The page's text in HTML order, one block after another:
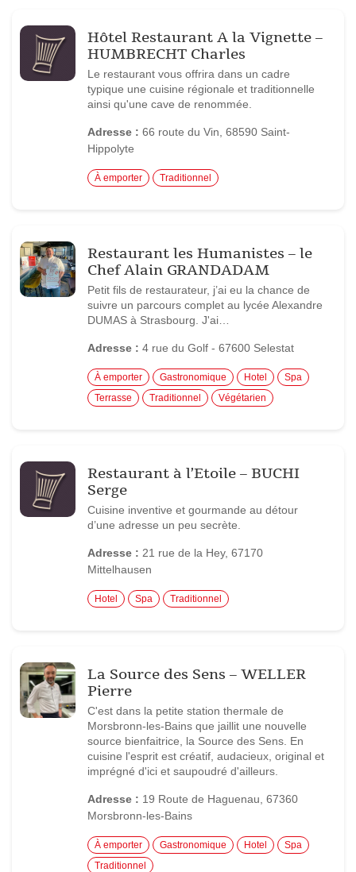
Hôtel Restaurant A la Vignette –
HUMBRECHT Charles
Le restaurant vous offrira dans un cadre
typique une cuisine régionale et traditionnelle
ainsi qu'une cave de renommée.
Adresse : 66 route du Vin, 68590 Saint-
Hippolyte
À emporter Traditionnel
Restaurant les Humanistes – le
Chef Alain GRANDADAM
Petit fils de restaurateur, j’ai eu la chance de
suivre un parcours complet au lycée Alexandre
DUMAS à Strasbourg. J'ai…
Adresse : 4 rue du Golf - 67600 Selestat
À emporter Gastronomique Hotel
Spa
Terrasse
Traditionnel Végétarien
Restaurant à l’Etoile – BUCHI
Serge
Cuisine inventive et gourmande au détour
d’une adresse un peu secrète.
Adresse : 21 rue de la Hey, 67170
Mittelhausen
Hotel Spa Traditionnel
La Source des Sens – WELLER
Pierre
C'est dans la petite station thermale de
Morsbronn-les-Bains que jaillit une nouvelle
source bienfaitrice, la Source des Sens. En
cuisine l'esprit est créatif, audacieux, original et
imprégné d'ici et saupoudré d'ailleurs.
Adresse : 19 Route de Haguenau, 67360
Morsbronn-les-Bains
À emporter Gastronomique Hotel
Spa
Traditionnel